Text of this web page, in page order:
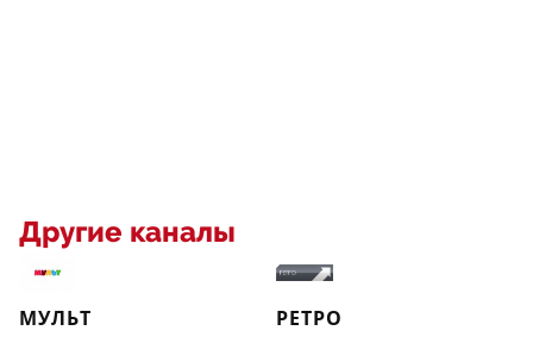
Другие каналы
МУЛЬТ РЕТРО